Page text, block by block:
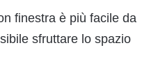
finestra è più facile da
sfruttare lo spazio